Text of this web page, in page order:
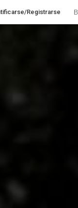
Registrarse